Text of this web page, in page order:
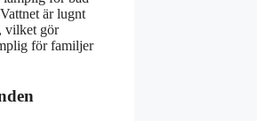
är lugnt
vilket gör
för familjer